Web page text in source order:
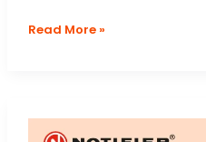
Spesifikasi
Hygood
147
Read More »